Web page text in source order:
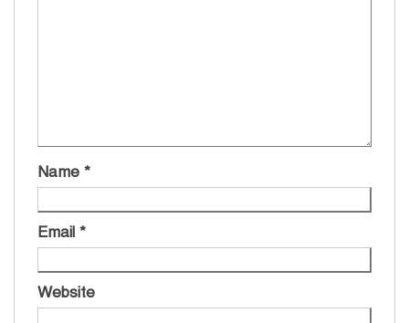
Name *
Email *
Website